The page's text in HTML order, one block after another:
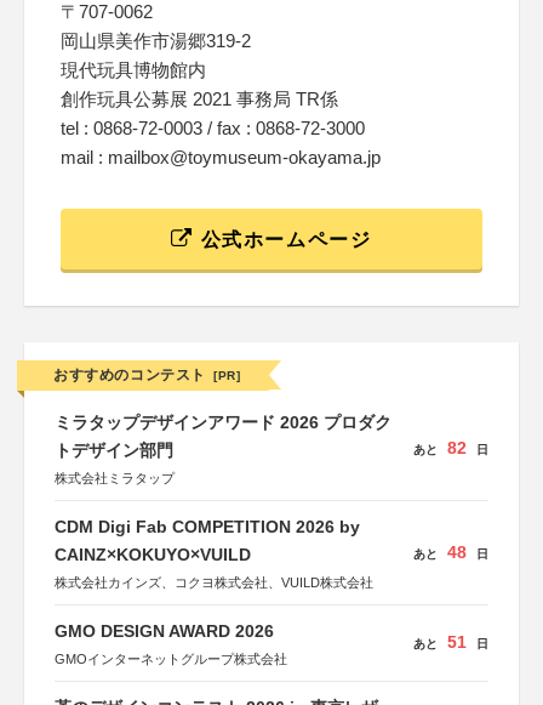
〒707-0062
岡山県美作市湯郷319-2
現代玩具博物館内
創作玩具公募展 2021 事務局 TR係
tel : 0868-72-0003 / fax : 0868-72-3000
mail : mailbox@toymuseum-okayama.jp
公式ホームページ
おすすめのコンテスト [PR]
ミラタップデザインアワード 2026 プロダク
トデザイン部門
株式会社ミラタップ
あと 82 日
CDM Digi Fab COMPETITION 2026 by
CAINZ×KOKUYO×VUILD
株式会社カインズ、コクヨ株式会社、VUILD株式会社
あと 48 日
GMO DESIGN AWARD 2026
GMOインターネットグループ株式会社
あと 51 日